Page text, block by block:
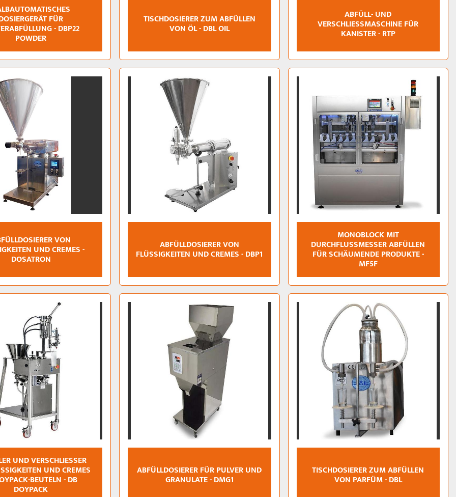
FÜR
- DBP22
POWDER
TISCHDOSIERER ZUM ABFÜLLEN
VON ÖL - DBL OIL
ABFÜLL- UND
VERSCHLIESSMASCHINE FÜR K
ANISTER - RTP
VON
UND CREMES -
DOSATRON
ABFÜLLDOSIERER VON
FLÜSSIGKEITEN UND CREMES - DBP1
MONOBLOCK MIT
DURCHFLUSSMESSER ABFÜLLEN
FÜR SCHÄUMENDE PRODUKTE -
MF5F
UND VERSCHLIESSER F
UND CREMES I
BEUTELN - DB D
OYPACK
ABFÜLLDOSIERER FÜR PULVER UND
GRANULATE - DMG1
TISCHDOSIERER ZUM ABFÜLLEN
VON PARFÜM - DBL